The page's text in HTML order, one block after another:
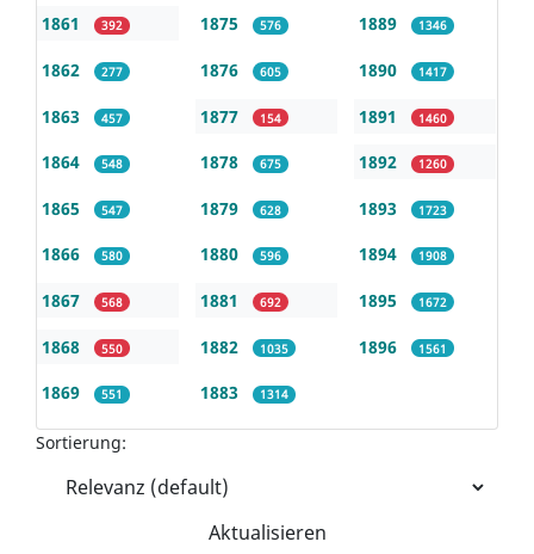
1861 392
1862 277
1863 457
1864 548
1865 547
1866 580
1867 568
1868 550
1869 551
1875 576
1876 605
1877 154
1878 675
1879 628
1880 596
1881 692
1882 1035
1883 1314
1889 1346
1890 1417
1891 1460
1892 1260
1893 1723
1894 1908
1895 1672
1896 1561
Sortierung:
Aktualisieren